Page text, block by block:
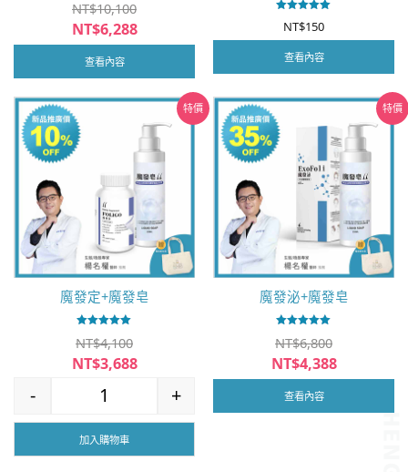
NT$10,100
原
始
價
格：
NT$10,100。
NT$6,288
目
前
價
格：
查看內容
5.00
滿分 5
NT$150
查看內容
特價
魔發定+魔發皂
5.00
NT$4,100
原
價
NT$3,688
前
格：
魔發定+魔發皂 數量
- +
加入購物車
特價
魔發泌+魔發皂
5.00
NT$6,800
原
始
價
格：
NT$4,388
目
前
價
查看內容